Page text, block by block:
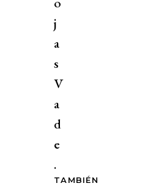
j
a
s
V
a
d
e
.
TAMBIÉN